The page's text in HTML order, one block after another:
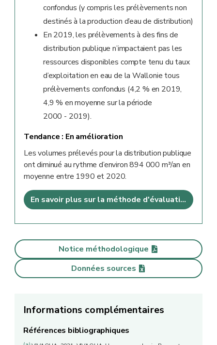
confondus (y compris les prélèvements non
destinés à la production d’eau de distribution)
En 2019, les prélèvements à des fins de
distribution publique n’impactaient pas les
ressources disponibles compte tenu du taux
d’exploitation en eau de la Wallonie tous
prélèvements confondus (4,2 % en 2019,
4,9 % en moyenne sur la période
2000 - 2019).
Tendance : En amélioration
Les volumes prélevés pour la distribution publique
ont diminué au rythme d’environ 894 000 m³/an en
moyenne entre 1990 et 2020.
En savoir plus sur la méthode d'évaluation
Notice méthodologique
Données sources
Informations complémentaires
Références bibliographiques